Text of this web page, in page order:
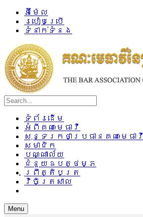
អ៊ីម៉ែល
របៀបប្រើ
ទំនាក់ទំនង
ទំព័រដើម
អំពីគណៈមេធាវី
សុន្ទរកថាប្រធានគណៈមេធាវី
សមាជិក
បណ្ណាល័យ
ជំនួយឧបត្ថម្ភ
ព្រឹត្តិបត្រ
វិចិត្រសាល
Menu